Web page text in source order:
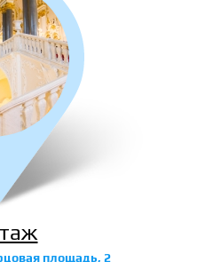
площадь, 2